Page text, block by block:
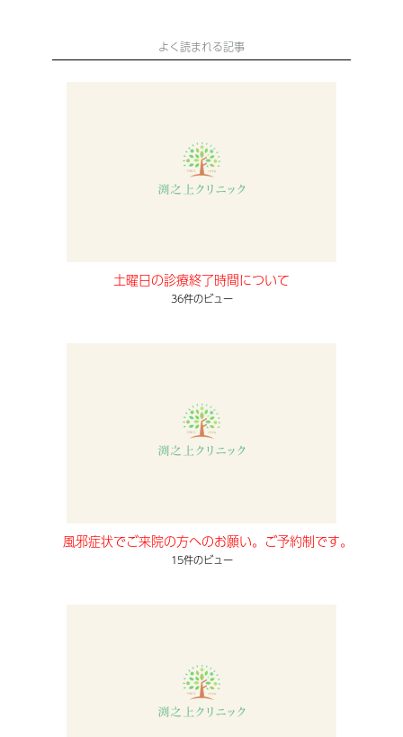
よく読まれる記事
土曜日の診療終了時間について
36件のビュー
風邪症状でご来院の方へのお願い。ご予約制です。
15件のビュー